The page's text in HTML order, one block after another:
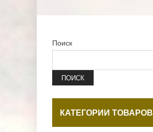
Поиск
ПОИСК
КАТЕГОРИИ ТОВАРОВ